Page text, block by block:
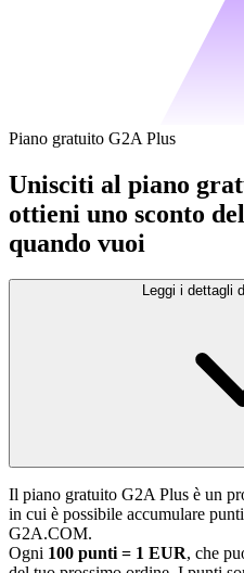
Piano gratuito G2A Plus
Unisciti al piano
ottieni uno sconto
quando vuoi
Leggi i dettagli
Il piano gratuito G2A Plus è un
in cui è possibile accumulare
G2A.COM.
Ogni 100 punti = 1 EUR, che